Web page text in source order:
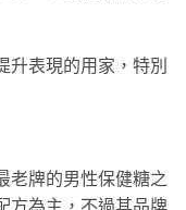
升表現的用家，特別
老牌的男性保健糖之
方為主，不過其品牌